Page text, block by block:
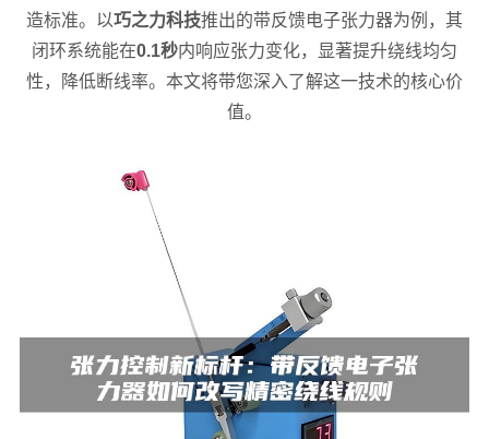
造标准。以巧之力科技推出的带反馈电子张力器为例，其
闭环系统能在0.1秒内响应张力变化，显著提升绕线均匀
性，降低断线率。本文将带您深入了解这一技术的核心价
值。